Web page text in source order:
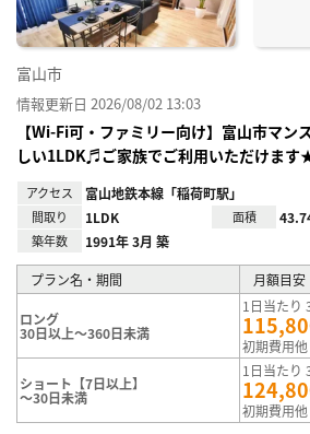
富山市
情報更新日 2026/08/02 13:03
【Wi-Fi可・ファミリー向け】富山市マ
しい1LDK♬ご家族でご利用いただけます
アクセス 富山地鉄本線「稲荷町駅」
間取り 1LDK 面積
築年数 1991年 3月 築
プラン名・期間 月額目安
ロング
30日以上～360日未満
1日当たり
初期費用
ショート【7日以上】
～30日未満
1日当たり
初期費用